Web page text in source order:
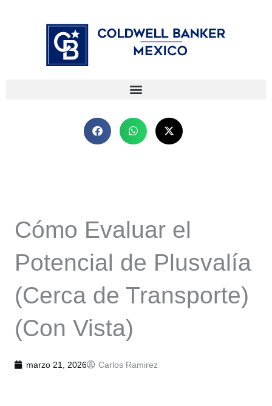
Cómo Evaluar el
Potencial de Plusvalía
(Cerca de Transporte)
(Con Vista)
marzo 21, 2026 Carlos Ramirez